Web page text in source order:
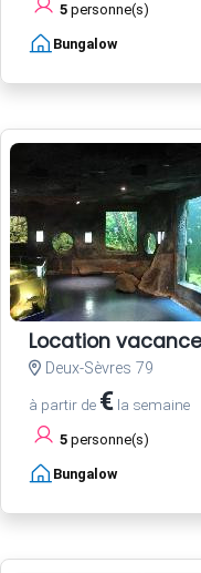
5 personne(s)
Bungalow
Location
Deux-Sèvres 79
à partir de € la semaine
5 personne(s)
Bungalow